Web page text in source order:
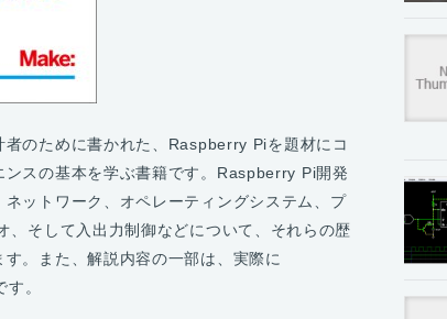
のために書かれた、Raspberry Piを題材にコ
スの基本を学ぶ書籍です。Raspberry Pi開発
ットワーク、オペレーティングシステム、プ
、そして入出力制御などについて、それらの歴
。また、解説内容の一部は、実際に
。